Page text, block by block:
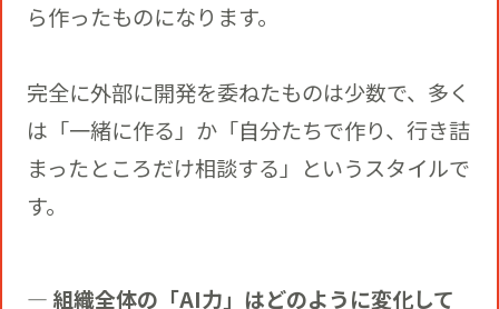
ら作ったものになります。
完全に外部に開発を委ねたものは少数で、多く
は「一緒に作る」か「自分たちで作り、行き詰
まったところだけ相談する」というスタイルで
す。
― 組織全体の「AI力」はどのように変化して